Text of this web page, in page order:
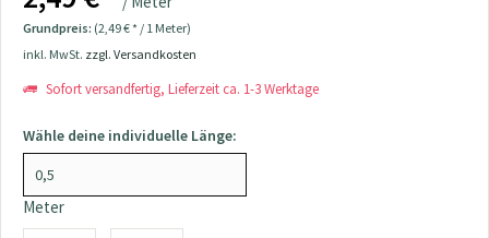
Grundpreis: (2,49 € * / 1 Meter)
inkl. MwSt. zzgl. Versandkosten
Sofort versandfertig, Lieferzeit ca. 1-3 Werktage
Wähle deine individuelle Länge:
Meter